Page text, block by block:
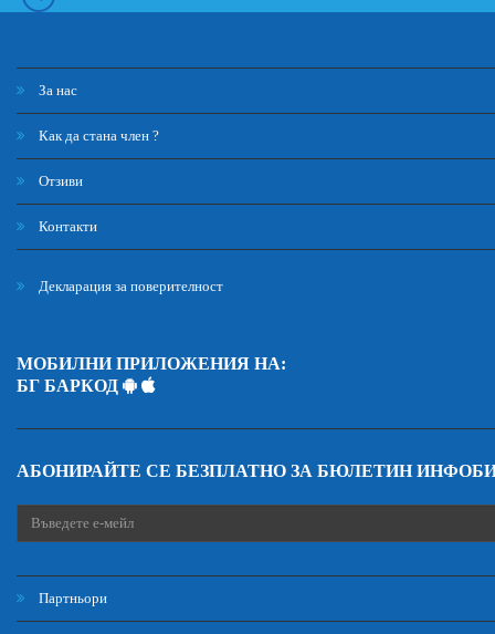
За нас
Как да стана член ?
Отзиви
Контакти
Декларация за поверителност
МОБИЛНИ ПРИЛОЖЕНИЯ НА:
БГ БАРКОД
АБОНИРАЙТЕ СЕ БЕЗПЛАТНО ЗА БЮЛЕТИН
Партньори